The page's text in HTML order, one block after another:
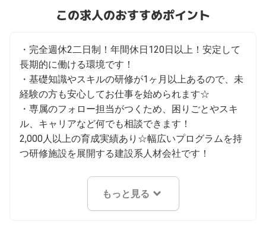
この求人のおすすめポイント
・完全週休2二日制！年間休日120日以上！安定して
長期的に働ける環境です！
・基礎知識やスキルの研修が1ヶ月以上あるので、未
経験の方も安心してお仕事を始められます☆
・専属のフォロー担当がつくため、困りごとやスキ
ル、キャリアなど何でも相談できます！
2,000人以上の育成実績あり☆幅広いプログラムを持
つ研修施設を展開する建設系人材会社です！
もっと見る